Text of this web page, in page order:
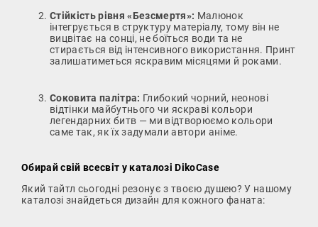
Стійкість рівня «Безсмертя»: Малюнок
інтегрується в структуру матеріалу, тому він не
вицвітає на сонці, не боїться води та не
стирається від інтенсивного використання. Принт
залишатиметься яскравим місяцями й роками.
Соковита палітра: Глибокий чорний, неонові
відтінки майбутнього чи яскраві кольори
легендарних битв — ми відтворюємо кольори
саме так, як їх задумали автори аніме.
Обирай свій всесвіт у каталозі DikoCase
Який тайтл сьогодні резонує з твоєю душею? У нашому
каталозі знайдеться дизайн для кожного фаната: